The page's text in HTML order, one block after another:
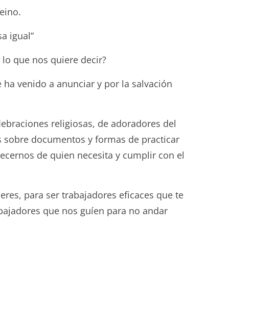
igual”
que nos quiere decir?
venido a anunciar y por la salvación
religiosas, de adoradores del
documentos y formas de practicar
de quien necesita y cumplir con el
para ser trabajadores eficaces que te
que nos guíen para no andar